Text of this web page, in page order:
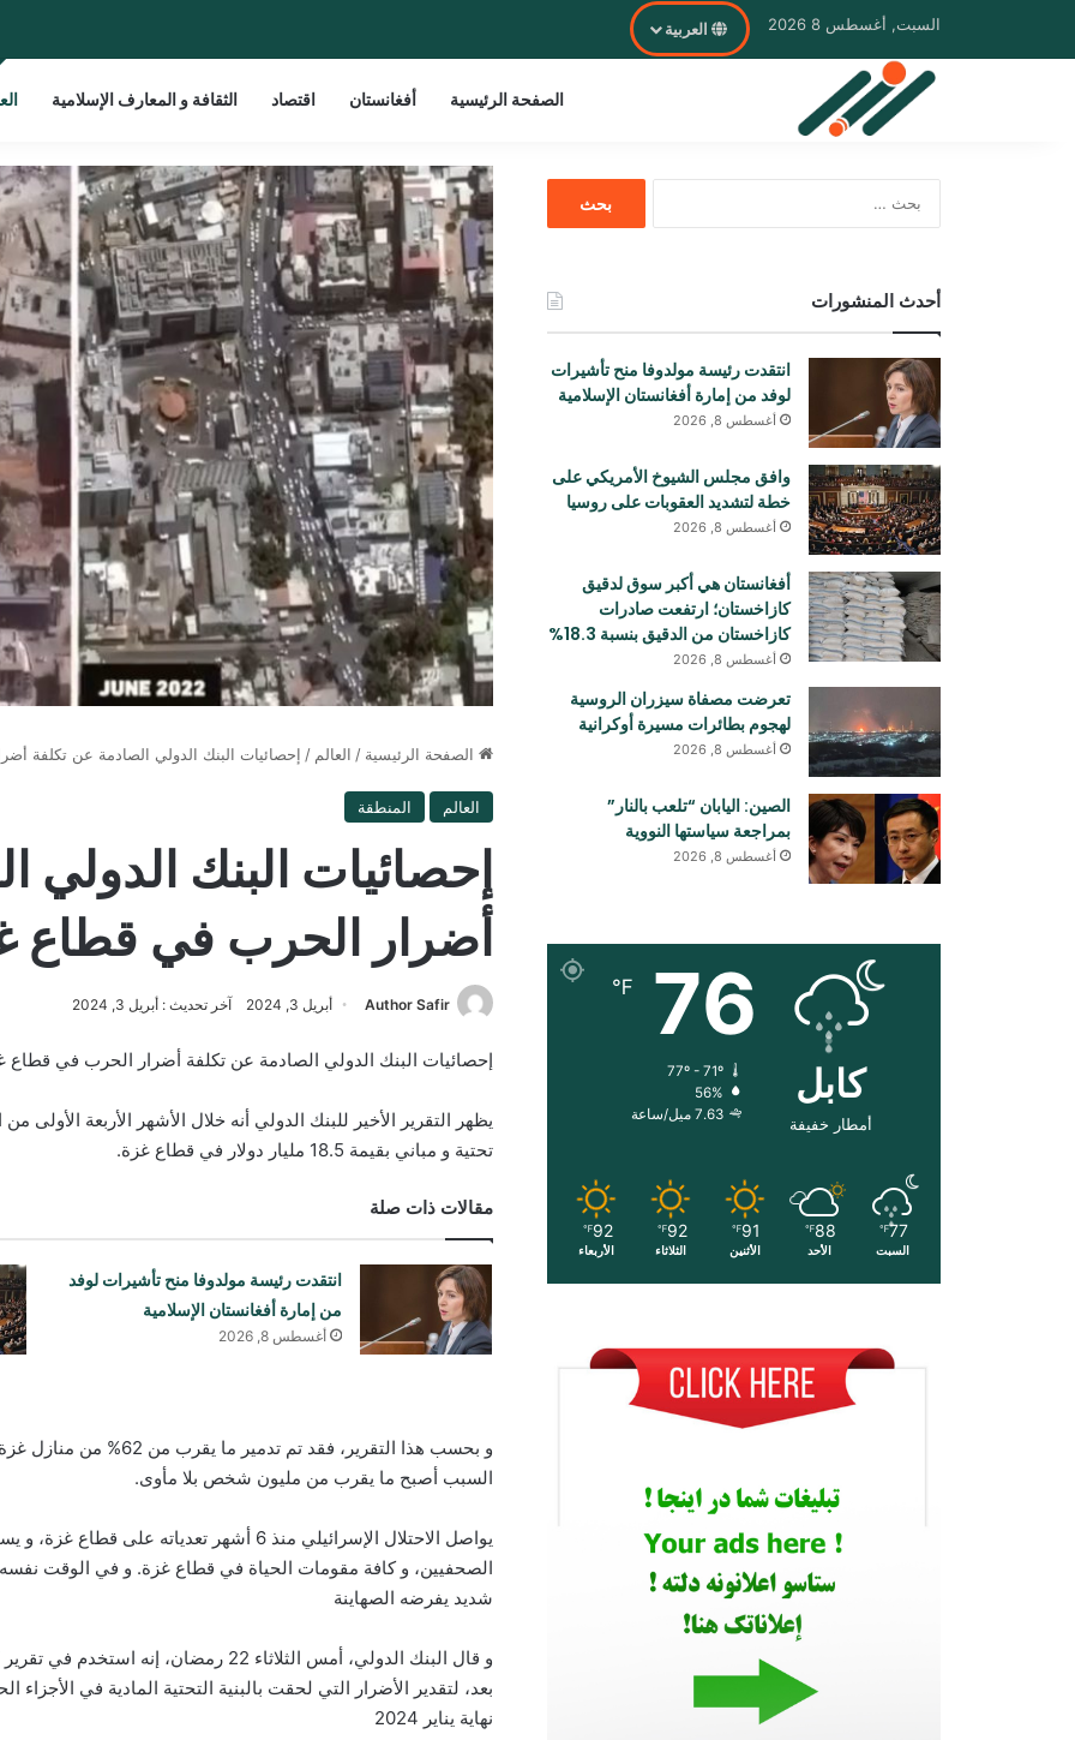
السبت, أغسطس 8 2026 العربية
الصفحة الرئيسية أفغانستان اقتصاد الثقافة و المعارف الإسلامية
الصفحة الرئيسية / العالم / إحصائيات البنك الدولي الصادمة عن تكلفة
العالم المنطقة
إحصائيات البنك الدولي
أضرار الحرب في قطاع
Author Safir أبريل 3, 2024 آخر تحديث : أبريل 3, 2024
إحصائيات البنك الدولي الصادمة عن تكلفة أضرار الحرب في قطاع
يظهر التقرير الأخير للبنك الدولي أنه خلال الأشهر الأربعة الأولى
تحتية و مباني بقيمة 18.5 مليار دولار في قطاع غزة.
مقالات ذات صلة
انتقدت رئيسة مولدوفا منح تأشيرات لوفد
من إمارة أفغانستان الإسلامية
أغسطس 8, 2026
السبب أصبح ما يقرب من مليون شخص بلا مأوى.
يواصل الاحتلال الإسرائيلي منذ 6 أشهر
الصحفيين، و كافة مقومات الحياة في قطاع غزة. و في الوقت
شديد يفرضه الصهاينة
و قال البنك الدولي، أمس الثلاثاء 22
نهاية يناير 2024
أحدث المنشورات
انتقدت رئيسة مولدوفا منح تأشيرات
لوفد من إمارة أفغانستان الإسلامية
أغسطس 8, 2026
وافق مجلس الشيوخ الأمريكي على
خطة لتشديد العقوبات على روسيا
أغسطس 8, 2026
أفغانستان هي أكبر سوق لدقيق
كازاخستان؛ ارتفعت صادرات
كازاخستان من الدقيق بنسبة 18.3%
أغسطس 8, 2026
تعرضت مصفاة سيزران الروسية
لهجوم بطائرات مسيرة أوكرانية
أغسطس 8, 2026
الصين: اليابان “تلعب بالنار”
بمراجعة سياستها النووية
أغسطس 8, 2026
کابل
أمطار خفيفة
76
℉
77º - 71º
56%
7.63 ميل/ساعة
77
℉
السبت
88
℉
الأحد
91
℉
الأثنين
92
℉
الثلاثاء
92
℉
الأربعاء